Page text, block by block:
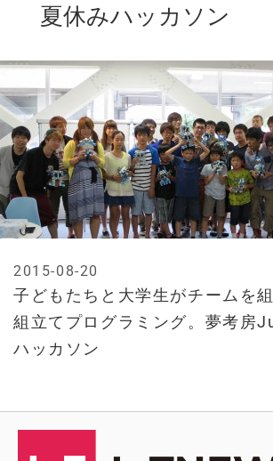
夏休みハッカソン
子どもたちと大学生がチームを
組立てプログラミング。夢考房
ハッカソン
2015-08-20